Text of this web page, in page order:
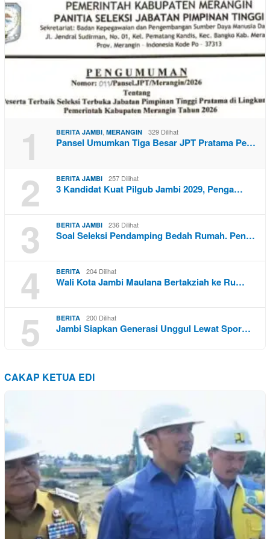
1 BERITA JAMBI MERANGIN 329 Dilihat
Pansel Umumkan Tiga Besar JPT Pratama Pe…
2 BERITA JAMBI 257 Dilihat
3 Kandidat Kuat Pilgub Jambi 2029, Penga…
3 BERITA JAMBI 236 Dilihat
Soal Seleksi Pendamping Bedah Rumah. Pen…
4 BERITA 204 Dilihat
Wali Kota Jambi Maulana Bertakziah ke Ru…
5 BERITA 200 Dilihat
Jambi Siapkan Generasi Unggul Lewat Spor…
CAKAP KETUA EDI